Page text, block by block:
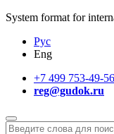
System format for
Рус
Eng
+7 499 753-49-56
reg@gudok.ru